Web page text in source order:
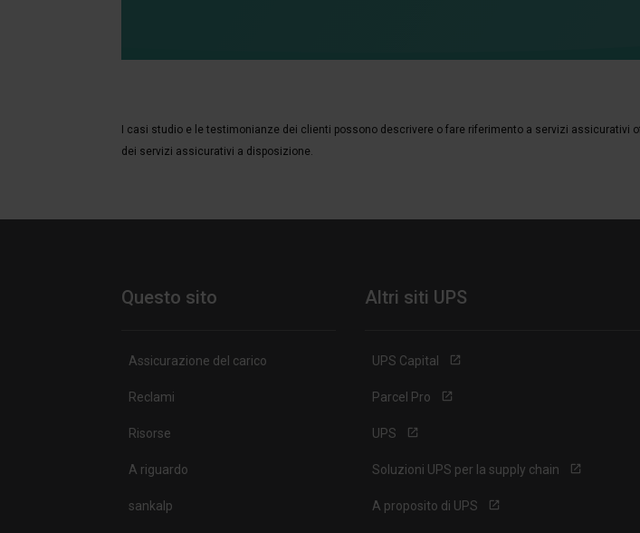
I casi studio e le testimonianze dei clienti possono descrivere o fare riferimento a servizi assicurativi
dei servizi assicurativi a disposizione.
Questo sito
Assicurazione del carico
Reclami
Risorse
A riguardo
sankalp
Altri siti UPS
UPS Capital
Parcel Pro
UPS
Soluzioni UPS per la supply chain
A proposito di UPS